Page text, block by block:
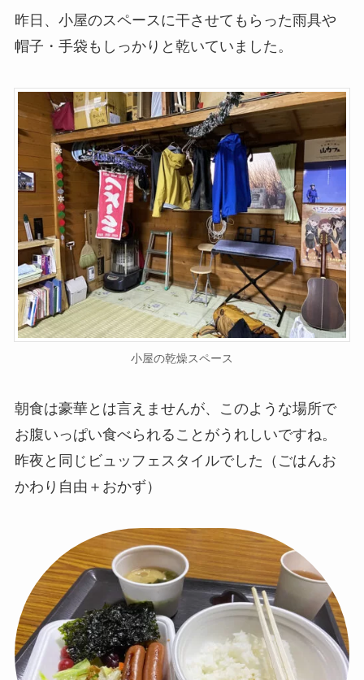
昨日、小屋のスペースに干させてもらった雨具や
帽子・手袋もしっかりと乾いていました。
小屋の乾燥スペース
朝食は豪華とは言えませんが、このような場所で
お腹いっぱい食べられることがうれしいですね。
昨夜と同じビュッフェスタイルでした（ごはんお
かわり自由＋おかず）